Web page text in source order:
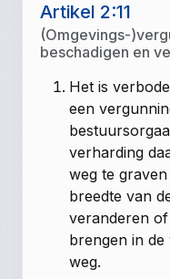
Artikel 2:11
(Omgevings-
beschadigen en
Het is
een
verharding
weg te
breedte van
veranderen
brengen in de
weg.